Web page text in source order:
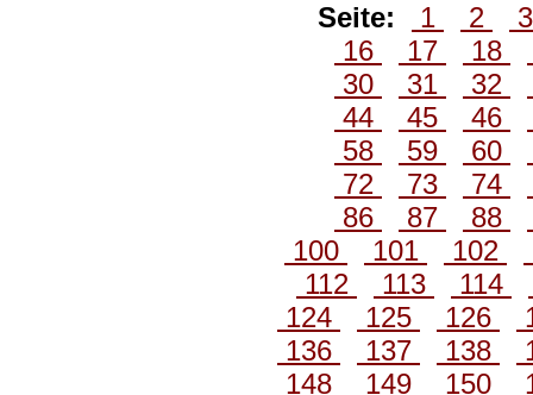
Seite: 1 2
16
17 18
30
31 32
44
45 46
58
59 60
72
73 74
86
87 88
100
101 102
112
113 114
124
125 126
136
137 138
148
149 150